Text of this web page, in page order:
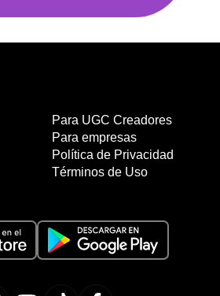
Para UGC Creadores
Para empresas
Política de Privacidad
Términos de Uso